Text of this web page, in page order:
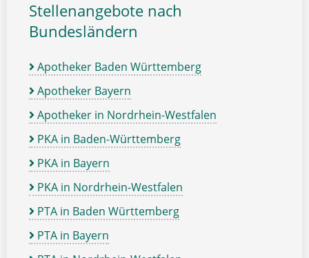
Stellenangebote nach
Bundesländern
Apotheker Baden Württemberg
Apotheker Bayern
Apotheker in Nordrhein-Westfalen
PKA in Baden-Württemberg
PKA in Bayern
PKA in Nordrhein-Westfalen
PTA in Baden Württemberg
PTA in Bayern